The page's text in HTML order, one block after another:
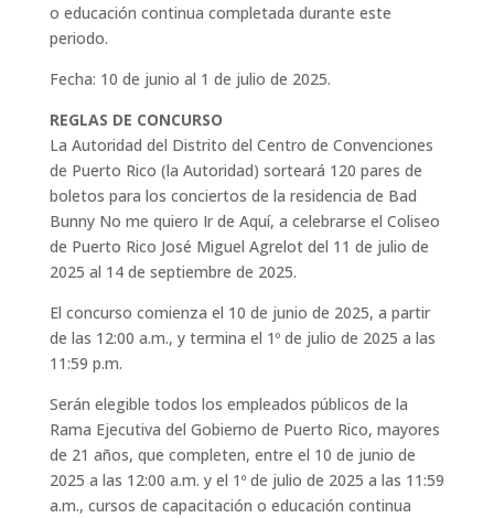
o educación continua completada durante este
periodo.
Fecha: 10 de junio al 1 de julio de 2025.
REGLAS DE CONCURSO
La Autoridad del Distrito del Centro de Convenciones
de Puerto Rico (la Autoridad) sorteará 120 pares de
boletos para los conciertos de la residencia de Bad
Bunny No me quiero Ir de Aquí, a celebrarse el Coliseo
de Puerto Rico José Miguel Agrelot del 11 de julio de
2025 al 14 de septiembre de 2025.
El concurso comienza el 10 de junio de 2025, a partir
de las 12:00 a.m., y termina el 1º de julio de 2025 a las
11:59 p.m.
Serán elegible todos los empleados públicos de la
Rama Ejecutiva del Gobierno de Puerto Rico, mayores
de 21 años, que completen, entre el 10 de junio de
2025 a las 12:00 a.m. y el 1º de julio de 2025 a las 11:59
a.m., cursos de capacitación o educación continua